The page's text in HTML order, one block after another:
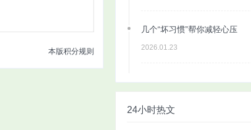
几个“坏习惯”帮你减轻心压
2026.01.23
24小时热文
本版积分规则